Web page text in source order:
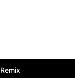
Remix